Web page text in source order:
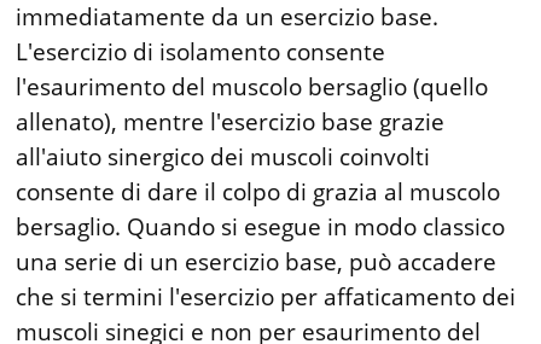
immediatamente da un esercizio base.
L'esercizio di isolamento consente
l'esaurimento del muscolo bersaglio (quello
allenato), mentre l'esercizio base grazie
all'aiuto sinergico dei muscoli coinvolti
consente di dare il colpo di grazia al muscolo
bersaglio. Quando si esegue in modo classico
una serie di un esercizio base, può accadere
che si termini l'esercizio per affaticamento dei
muscoli sinegici e non per esaurimento del